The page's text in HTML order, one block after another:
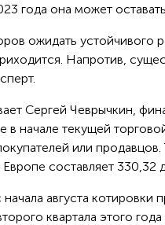
года она может
ожидать устойчивого
Напротив,
Сергей Чеврычкин,
в начале текущей
или
составляет 330,32
начала августа
квартала этого